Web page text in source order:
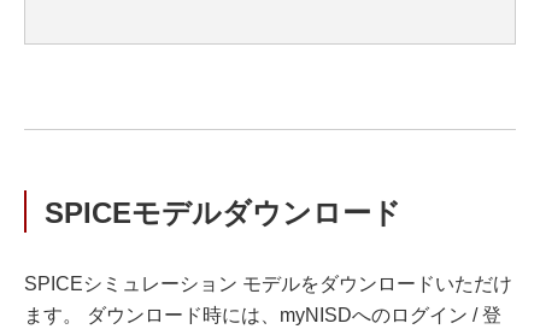
SPICEモデルダウンロード
SPICEシミュレーション モデルをダウンロードいただけ
ます。 ダウンロード時には、myNISDへのログイン / 登